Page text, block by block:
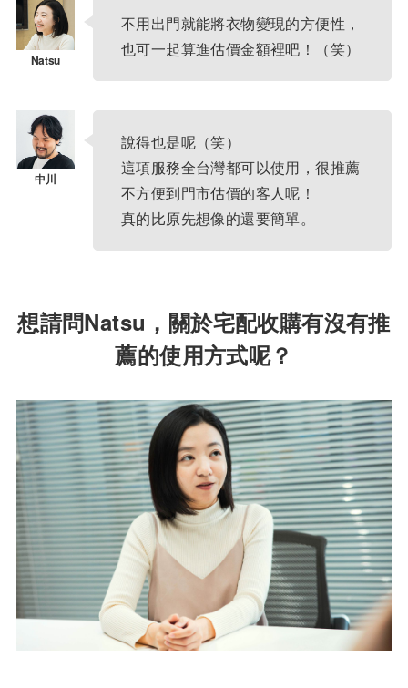
不用出門就能將衣物變現的方便性，
也可一起算進估價金額裡吧！（笑）
說得也是呢（笑）
這項服務全台灣都可以使用，很推薦
不方便到門市估價的客人呢！
真的比原先想像的還要簡單。
想請問Natsu，關於宅配收購有沒有推
薦的使用方式呢？